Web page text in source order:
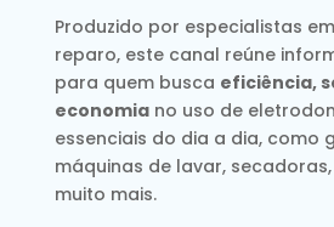
Produzido por especialistas
reparo, este canal reúne
para quem busca eficiência,
economiano uso de
essenciais do dia a dia, como
máquinas de lavar,
muito mais.